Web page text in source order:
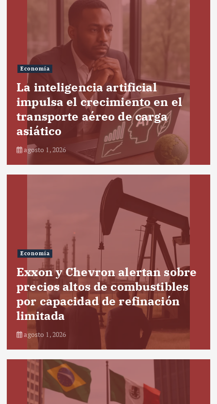
Economía
La inteligencia artificial
impulsa el crecimiento en el
transporte aéreo de carga
asiático
agosto 1, 2026
Economía
Exxon y Chevron alertan sobre
precios altos de combustibles
por capacidad de refinación
limitada
agosto 1, 2026